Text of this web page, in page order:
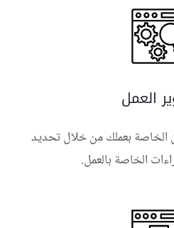
العمل
الخاصة بعملك من خلال تحديد
الخاصة بالعمل.